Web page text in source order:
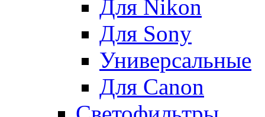
Для Nikon
Для Sony
Универсальные
Для Canon